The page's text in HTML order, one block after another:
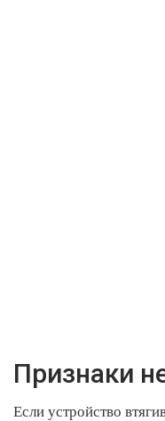
Признаки
Если устройство